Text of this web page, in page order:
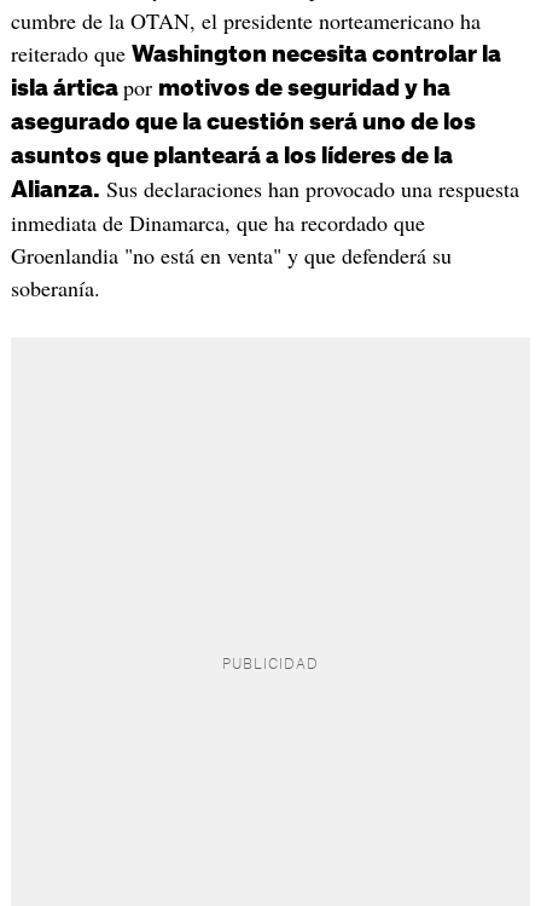
cumbre de la OTAN, el presidente norteamericano ha
reiterado que Washington necesita controlar la
isla ártica por motivos de seguridad y ha
asegurado que la cuestión será uno de los
asuntos que planteará a los líderes de la
Alianza. Sus declaraciones han provocado una respuesta
inmediata de Dinamarca, que ha recordado que
Groenlandia "no está en venta" y que defenderá su
soberanía.